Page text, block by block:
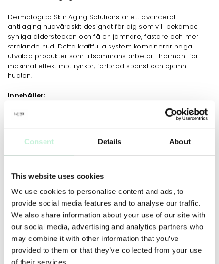
Consent Details About
This website uses cookies
We use cookies to personalise content and ads, to
provide social media features and to analyse our traffic.
We also share information about your use of our site with
our social media, advertising and analytics partners who
may combine it with other information that you’ve
provided to them or that they’ve collected from your use
of their services.
Dermalogica Skin Aging Solutions är ett avancerat
anti‑aging hudvårdskit designat för dig som vill bekämpa
synliga ålderstecken och få en jämnare, fastare och mer
strålande hud. Detta kraftfulla system kombinerar noga
utvalda produkter som tillsammans arbetar i harmoni för
maximal effekt mot rynkor, förlorad spänst och ojämn
hudton.
Innehåller:
huden för en jämnare yta.
som stimulerar cellförnyelse och minskar fina linjer.
kräm som stärker hudbarriären.
Dynamic Skin Recovery SPF50 15ml - bredspektrigt solskydd
som också ger fukt och skydd mot yttre åldrande faktorer.
Minskar synliga ålderstecken som rynkor och fina linjer.
Förbättrar hudens struktur, fasthet och elasticitet.
Jämnar ut hudtonen och ger en friskare lyster.
Komplett fyra‑stegs‑anti‑aging‑rutiner i ett kit.